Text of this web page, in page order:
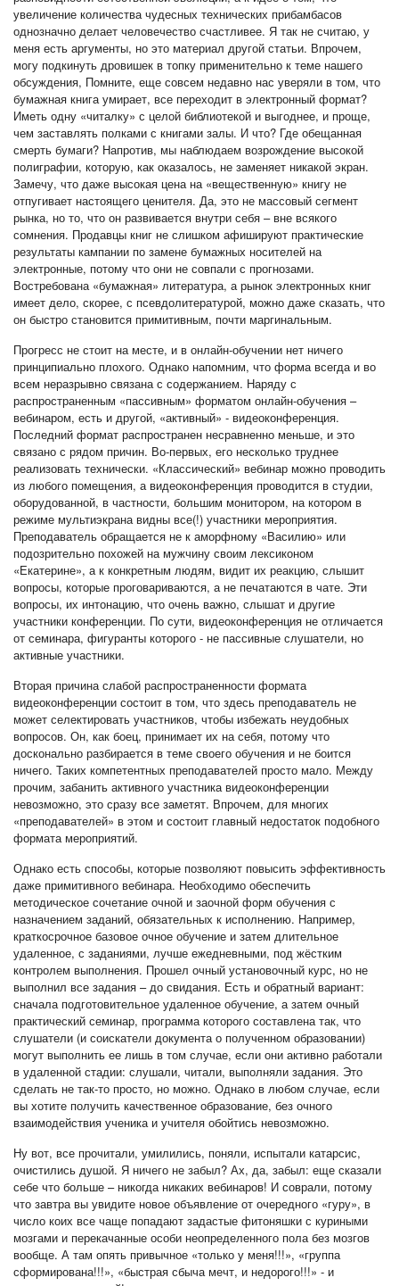
увеличение количества чудесных технических прибамбасов
однозначно делает человечество счастливее. Я так не считаю, у
меня есть аргументы, но это материал другой статьи. Впрочем,
могу подкинуть дровишек в топку применительно к теме нашего
обсуждения, Помните, еще совсем недавно нас уверяли в том, что
бумажная книга умирает, все переходит в электронный формат?
Иметь одну «читалку» с целой библиотекой и выгоднее, и проще,
чем заставлять полками с книгами залы. И что? Где обещанная
смерть бумаги? Напротив, мы наблюдаем возрождение высокой
полиграфии, которую, как оказалось, не заменяет никакой экран.
Замечу, что даже высокая цена на «вещественную» книгу не
отпугивает настоящего ценителя. Да, это не массовый сегмент
рынка, но то, что он развивается внутри себя – вне всякого
сомнения. Продавцы книг не слишком афишируют практические
результаты кампании по замене бумажных носителей на
электронные, потому что они не совпали с прогнозами.
Востребована «бумажная» литература, а рынок электронных книг
имеет дело, скорее, с псевдолитературой, можно даже сказать, что
он быстро становится примитивным, почти маргинальным.
Прогресс не стоит на месте, и в онлайн-обучении нет ничего
принципиально плохого. Однако напомним, что форма всегда и во
всем неразрывно связана с содержанием. Наряду с
распространенным «пассивным» форматом онлайн-обучения –
вебинаром, есть и другой, «активный» - видеоконференция.
Последний формат распространен несравненно меньше, и это
связано с рядом причин. Во-первых, его несколько труднее
реализовать технически. «Классический» вебинар можно проводить
из любого помещения, а видеоконференция проводится в студии,
оборудованной, в частности, большим монитором, на котором в
режиме мультиэкрана видны все(!) участники мероприятия.
Преподаватель обращается не к аморфному «Василию» или
подозрительно похожей на мужчину своим лексиконом
«Екатерине», а к конкретным людям, видит их реакцию, слышит
вопросы, которые проговариваются, а не печатаются в чате. Эти
вопросы, их интонацию, что очень важно, слышат и другие
участники конференции. По сути, видеоконференция не отличается
от семинара, фигуранты которого - не пассивные слушатели, но
активные участники.
Вторая причина слабой распространенности формата
видеоконференции состоит в том, что здесь преподаватель не
может селектировать участников, чтобы избежать неудобных
вопросов. Он, как боец, принимает их на себя, потому что
досконально разбирается в теме своего обучения и не боится
ничего. Таких компетентных преподавателей просто мало. Между
прочим, забанить активного участника видеоконференции
невозможно, это сразу все заметят. Впрочем, для многих
«преподавателей» в этом и состоит главный недостаток подобного
формата мероприятий.
Однако есть способы, которые позволяют повысить эффективность
даже примитивного вебинара. Необходимо обеспечить
методическое сочетание очной и заочной форм обучения с
назначением заданий, обязательных к исполнению. Например,
краткосрочное базовое очное обучение и затем длительное
удаленное, с заданиями, лучше ежедневными, под жёстким
контролем выполнения. Прошел очный установочный курс, но не
выполнил все задания – до свидания. Есть и обратный вариант:
сначала подготовительное удаленное обучение, а затем очный
практический семинар, программа которого составлена так, что
слушатели (и соискатели документа о полученном образовании)
могут выполнить ее лишь в том случае, если они активно работали
в удаленной стадии: слушали, читали, выполняли задания. Это
сделать не так-то просто, но можно. Однако в любом случае, если
вы хотите получить качественное образование, без очного
взаимодействия ученика и учителя обойтись невозможно.
Ну вот, все прочитали, умилились, поняли, испытали катарсис,
очистились душой. Я ничего не забыл? Ах, да, забыл: еще сказали
себе что больше – никогда никаких вебинаров! И соврали, потому
что завтра вы увидите новое объявление от очередного «гуру», в
число коих все чаще попадают задастые фитоняшки с куриными
мозгами и перекачанные особи неопределенного пола без мозгов
вообще. А там опять привычное «только у меня!!!», «группа
сформирована!!!», «быстрая сбыча мечт, и недорого!!!» - и